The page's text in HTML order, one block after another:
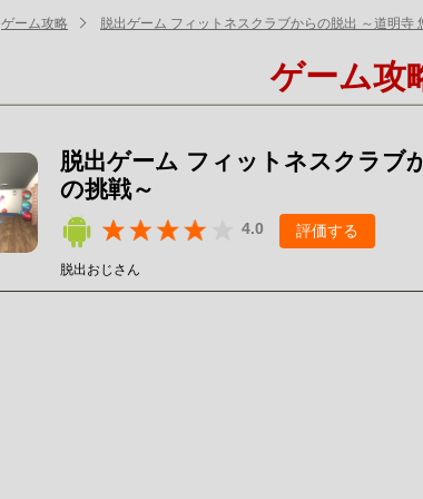
ゲーム攻略 脱出ゲーム フィットネスクラブからの脱出 ～道明寺
ゲーム攻
脱出ゲーム フィットネスクラブ
の挑戦～
4.0 評価する
脱出おじさん